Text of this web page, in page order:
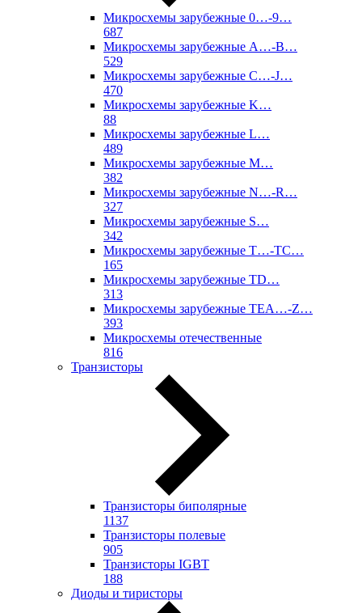
Микросхемы зарубежные 0…-9…
687
Микросхемы зарубежные A…-B…
529
Микросхемы зарубежные C…-J…
470
Микросхемы зарубежные K…
88
Микросхемы зарубежные L…
489
Микросхемы зарубежные M…
382
Микросхемы зарубежные N…-R…
327
Микросхемы зарубежные S…
342
Микросхемы зарубежные T…-TC…
165
Микросхемы зарубежные TD…
313
Микросхемы зарубежные TEA…-Z…
393
Микросхемы отечественные
816
Транзисторы
Транзисторы биполярные
1137
Транзисторы полевые
905
Транзисторы IGBT
188
Диоды и тиристоры